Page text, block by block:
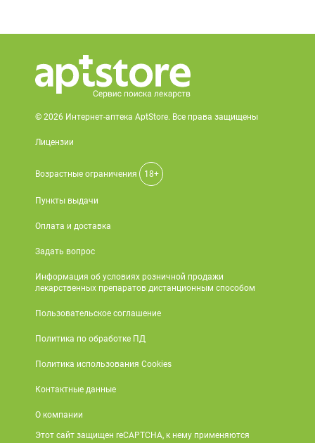
© 2026 Интернет-аптека AptStore. Все права защищены
Лицензии
Возрастные ограничения 18+
Пункты выдачи
Оплата и доставка
Задать вопрос
Информация об условиях розничной продажи
лекарственных препаратов дистанционным способом
Пользовательское соглашение
Политика по обработке ПД
Политика использования Cookies
Контактные данные
О компании
Этот сайт защищен reCAPTCHA, к нему применяются